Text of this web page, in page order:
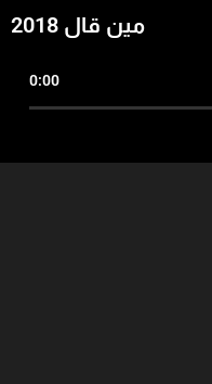
0:00
مين قال 2018